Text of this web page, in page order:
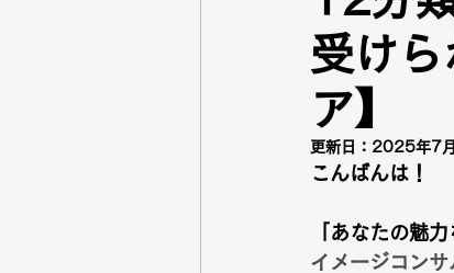
メイクレッスン トー
グループ診断 骨格診断
メニュー紹介 新メニュ
受け
ア】
更新日： 2025年7
こんばんは！
「あなたの魅力
イメージコンサ